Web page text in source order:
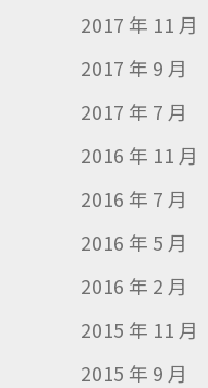
2017 年 11 月
2017 年 9 月
2017 年 7 月
2016 年 11 月
2016 年 7 月
2016 年 5 月
2016 年 2 月
2015 年 11 月
2015 年 9 月